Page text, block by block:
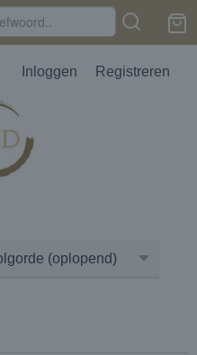
Inloggen Registreren